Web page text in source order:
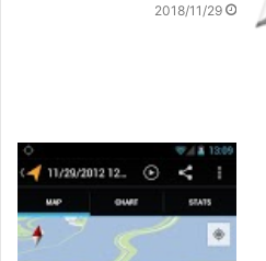
2018/11/29